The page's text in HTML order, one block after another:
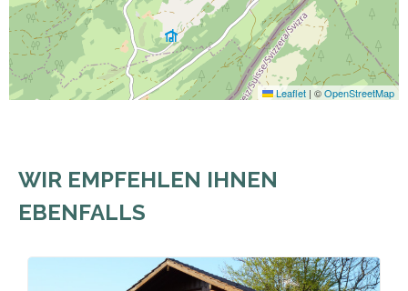
Leaflet | ©OpenStreetMap
WIR EMPFEHLEN IHNEN
EBENFALLS